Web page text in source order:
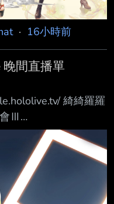
· 16小時前
間直播單
綺綺羅羅
Ⅲ
「日日向光」公演
watch?
、雪花ラミィ 「熱
watch?